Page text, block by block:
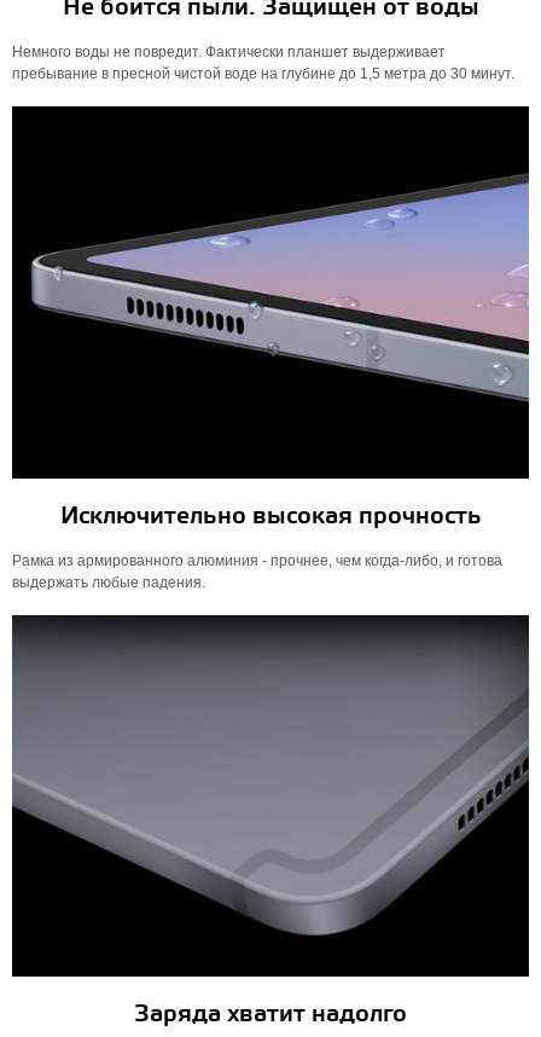
Не боится пыли. Защищен от воды
Немного воды не повредит. Фактически планшет выдерживает
пребывание в пресной чистой воде на глубине до 1,5 метра до 30 минут.
Исключительно высокая прочность
Рамка из армированного алюминия - прочнее, чем когда-либо, и готова
выдержать любые падения.
Заряда хватит надолго